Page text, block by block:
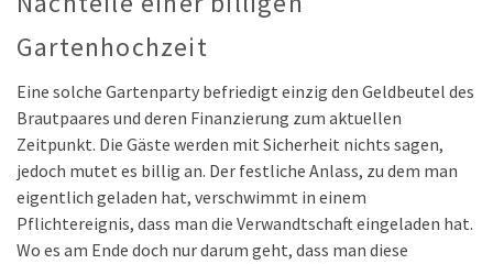
Gartenhochzeit
Eine solche Gartenparty befriedigt einzig den Geldbeutel des
Brautpaares und deren Finanzierung zum aktuellen
Zeitpunkt. Die Gäste werden mit Sicherheit nichts sagen,
jedoch mutet es billig an. Der festliche Anlass, zu dem man
eigentlich geladen hat, verschwimmt in einem
Pflichtereignis, dass man die Verwandtschaft eingeladen hat.
Wo es am Ende doch nur darum geht, dass man diese